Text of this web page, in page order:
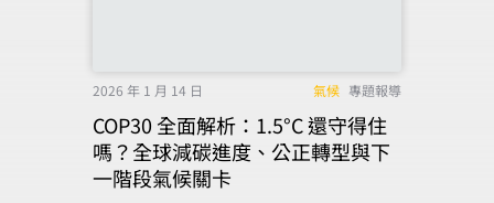
2026 年 1 月 14 日 氣候 專題報導
COP30 全面解析：1.5°C 還守得住
嗎？全球減碳進度、公正轉型與下
一階段氣候關卡